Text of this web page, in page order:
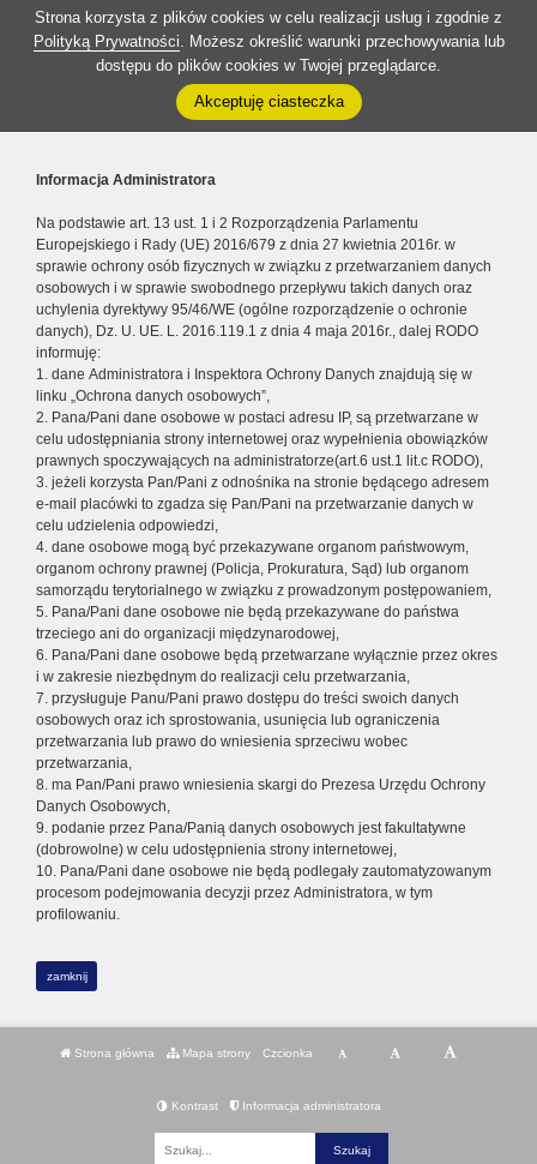
Strona korzysta z plików cookies w celu realizacji usług i zgodnie z
Polityką Prywatności. Możesz określić warunki przechowywania lub
dostępu do plików cookies w Twojej przeglądarce.
Akceptuję ciasteczka
Informacja Administratora
Na podstawie art. 13 ust. 1 i 2 Rozporządzenia Parlamentu
Europejskiego i Rady (UE) 2016/679 z dnia 27 kwietnia 2016r. w
sprawie ochrony osób fizycznych w związku z przetwarzaniem danych
osobowych i w sprawie swobodnego przepływu takich danych oraz
uchylenia dyrektywy 95/46/WE (ogólne rozporządzenie o ochronie
danych), Dz. U. UE. L. 2016.119.1 z dnia 4 maja 2016r., dalej RODO
informuję:
1. dane Administratora i Inspektora Ochrony Danych znajdują się w
linku „Ochrona danych osobowych”,
2. Pana/Pani dane osobowe w postaci adresu IP, są przetwarzane w
celu udostępniania strony internetowej oraz wypełnienia obowiązków
prawnych spoczywających na administratorze(art.6 ust.1 lit.c RODO),
3. jeżeli korzysta Pan/Pani z odnośnika na stronie będącego adresem
e-mail placówki to zgadza się Pan/Pani na przetwarzanie danych w
celu udzielenia odpowiedzi,
4. dane osobowe mogą być przekazywane organom państwowym,
organom ochrony prawnej (Policja, Prokuratura, Sąd) lub organom
samorządu terytorialnego w związku z prowadzonym postępowaniem,
5. Pana/Pani dane osobowe nie będą przekazywane do państwa
trzeciego ani do organizacji międzynarodowej,
6. Pana/Pani dane osobowe będą przetwarzane wyłącznie przez okres
i w zakresie niezbędnym do realizacji celu przetwarzania,
7. przysługuje Panu/Pani prawo dostępu do treści swoich danych
osobowych oraz ich sprostowania, usunięcia lub ograniczenia
przetwarzania lub prawo do wniesienia sprzeciwu wobec
przetwarzania,
8. ma Pan/Pani prawo wniesienia skargi do Prezesa Urzędu Ochrony
Danych Osobowych,
9. podanie przez Pana/Panią danych osobowych jest fakultatywne
(dobrowolne) w celu udostępnienia strony internetowej,
10. Pana/Pani dane osobowe nie będą podlegały zautomatyzowanym
procesom podejmowania decyzji przez Administratora, w tym
profilowaniu.
zamknij
Strona główna Mapa strony Czcionka
Kontrast Informacja administratora